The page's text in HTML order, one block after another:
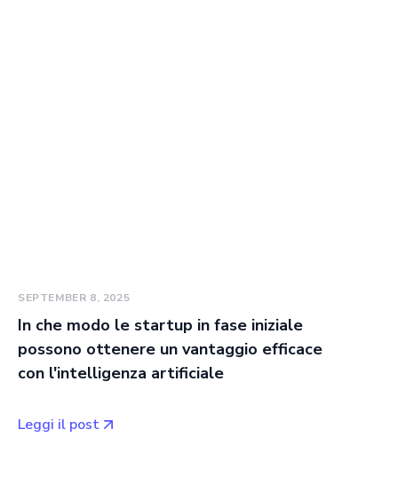
SEPTEMBER 8, 2025
In che modo le startup in fase iniziale
possono ottenere un vantaggio efficace
con l'intelligenza artificiale
Leggi il post